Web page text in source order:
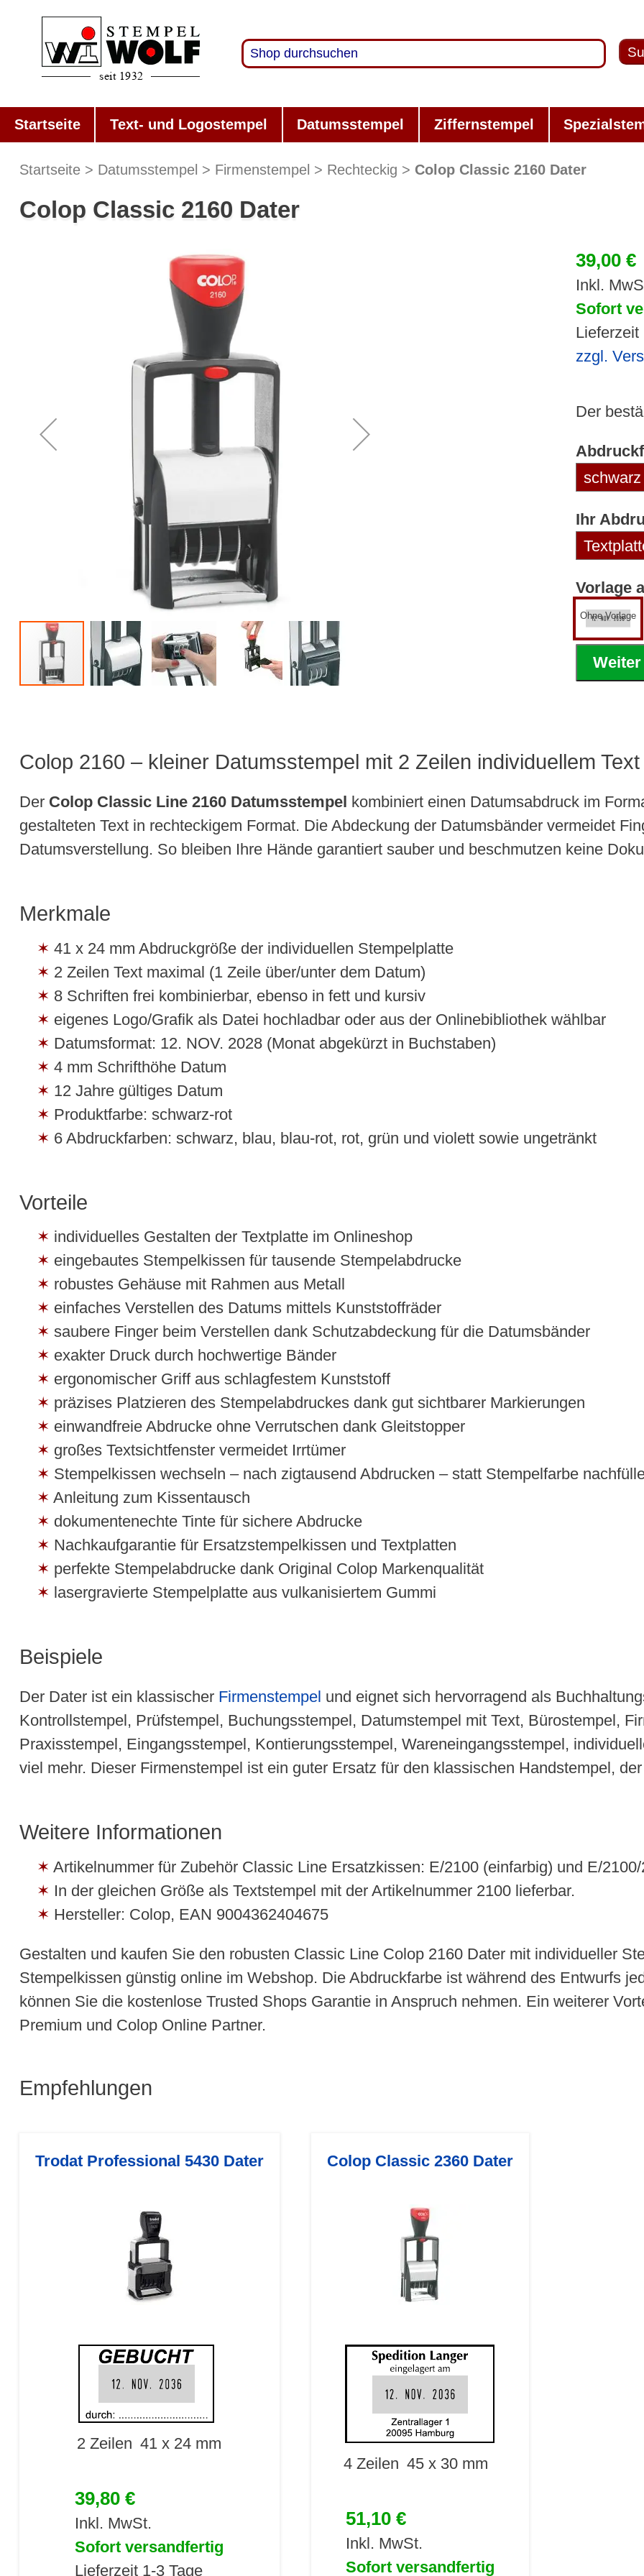
Startseite Text- und Logostempel Datumsstempel Ziffernstempel
Startseite Datumsstempel Firmenstempel Rechteckig Colop Classic 2160 Dater
Colop Classic 2160 Dater
39,00 €
Inkl.
Sofort
Lieferzeit
zzgl.
Der
Ihr
Vorlage
Ohne Vorlage
Weiter
Colop 2160 – kleiner Datumsstempel mit 2 Zeilen individuellem Text
Der Colop Classic Line 2160 Datumsstempel kombiniert einen Datumsabdruck im
gestalteten Text in rechteckigem Format. Die Abdeckung der Datumsbänder vermeidet
Datumsverstellung. So bleiben Ihre Hände garantiert sauber und beschmutzen keine
Merkmale
41 x 24 mm Abdruckgröße der individuellen Stempelplatte
2 Zeilen Text maximal (1 Zeile über/unter dem Datum)
8 Schriften frei kombinierbar, ebenso in fett und kursiv
eigenes Logo/Grafik als Datei hochladbar oder aus der Onlinebibliothek wählbar
Datumsformat: 12. NOV. 2028 (Monat abgekürzt in Buchstaben)
4 mm Schrifthöhe Datum
12 Jahre gültiges Datum
Produktfarbe: schwarz-rot
6 Abdruckfarben: schwarz, blau, blau-rot, rot, grün und violett sowie ungetränkt
Vorteile
individuelles Gestalten der Textplatte im Onlineshop
eingebautes Stempelkissen für tausende Stempelabdrucke
robustes Gehäuse mit Rahmen aus Metall
einfaches Verstellen des Datums mittels Kunststoffräder
saubere Finger beim Verstellen dank Schutzabdeckung für die Datumsbänder
exakter Druck durch hochwertige Bänder
ergonomischer Griff aus schlagfestem Kunststoff
präzises Platzieren des Stempelabdruckes dank gut sichtbarer Markierungen
einwandfreie Abdrucke ohne Verrutschen dank Gleitstopper
großes Textsichtfenster vermeidet Irrtümer
Stempelkissen wechseln – nach zigtausend Abdrucken – statt Stempelfarbe
Anleitung zum Kissentausch
dokumentenechte Tinte für sichere Abdrucke
Nachkaufgarantie für Ersatzstempelkissen und Textplatten
perfekte Stempelabdrucke dank Original Colop Markenqualität
lasergravierte Stempelplatte aus vulkanisiertem Gummi
Beispiele
Der Dater ist ein klassischer Firmenstempel und eignet sich hervorragend als
Kontrollstempel, Prüfstempel, Buchungsstempel, Datumstempel mit Text, Bürostempel,
Praxisstempel, Eingangsstempel, Kontierungsstempel, Wareneingangsstempel,
viel mehr. Dieser Firmenstempel ist ein guter Ersatz für den klassischen Handstempel,
Weitere Informationen
Artikelnummer für Zubehör Classic Line Ersatzkissen: E/2100 (einfarbig) und E/
In der gleichen Größe als Textstempel mit der Artikelnummer 2100 lieferbar.
Hersteller: Colop, EAN 9004362404675
Gestalten und kaufen Sie den robusten Classic Line Colop 2160 Dater mit individueller
Stempelkissen günstig online im Webshop. Die Abdruckfarbe ist während des Entwurfs
können Sie die kostenlose Trusted Shops Garantie in Anspruch nehmen. Ein weiterer
Premium und Colop Online Partner.
Empfehlungen
Trodat Professional 5430 Dater
2 Zeilen 41 x 24 mm
39,80 €
Inkl. MwSt.
Sofort versandfertig
Lieferzeit 1-3 Tage
Colop Classic 2360 Dater
4 Zeilen 45 x 30 mm
51,10 €
Inkl. MwSt.
Sofort versandfertig